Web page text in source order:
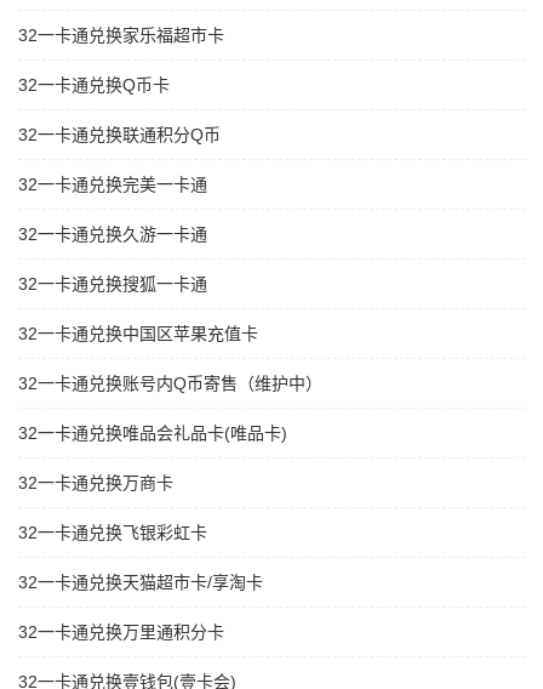
32一卡通兑换家乐福超市卡
32一卡通兑换Q币卡
32一卡通兑换联通积分Q币
32一卡通兑换完美一卡通
32一卡通兑换久游一卡通
32一卡通兑换搜狐一卡通
32一卡通兑换中国区苹果充值卡
32一卡通兑换账号内Q币寄售（维护中）
32一卡通兑换唯品会礼品卡(唯品卡)
32一卡通兑换万商卡
32一卡通兑换飞银彩虹卡
32一卡通兑换天猫超市卡/享淘卡
32一卡通兑换万里通积分卡
32一卡通兑换壹钱包(壹卡会)